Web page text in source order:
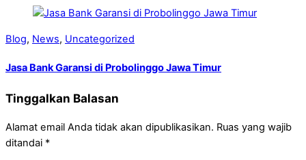
Blog, News, Uncategorized
Jasa Bank Garansi di Probolinggo Jawa Timur
Tinggalkan Balasan
Alamat email Anda tidak akan dipublikasikan. Ruas yang wajib
ditandai *